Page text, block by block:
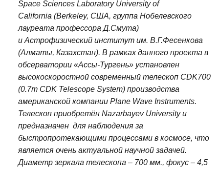
Space Sciences Laboratory University of
California (Berkeley, США, группа Нобелевского
лауреата профессора Д.Смута)
и Астрофизический институт им. В.Г.Фесенкова
(Алматы, Казахстан). В рамках данного проекта в
обсерватории «Ассы-Тургень» установлен
высокоскоростной современный телескоп CDK700
(0.7m CDK Telescope System) производства
американской компании Plane Wave Instruments.
Телескоп приобретён Nazarbayev University и
предназначен для наблюдения за
быстропротекающими процессами в космосе, что
является очень актуальной научной задачей.
Диаметр зеркала телескопа – 700 мм., фокус – 4,5